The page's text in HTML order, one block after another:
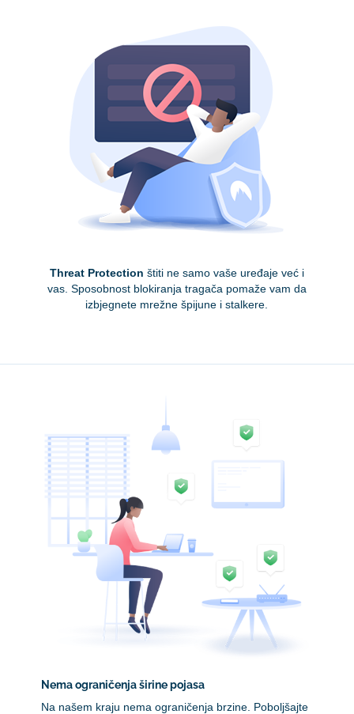
Threat Protection štiti ne samo vaše uređaje već i
vas. Sposobnost blokiranja tragača pomaže vam da
izbjegnete mrežne špijune i stalkere.
Nema ograničenja širine pojasa
Na našem kraju nema ograničenja brzine. Poboljšajte